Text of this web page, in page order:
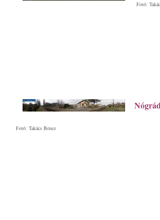
Fotó:
Fotó: Takács Bence